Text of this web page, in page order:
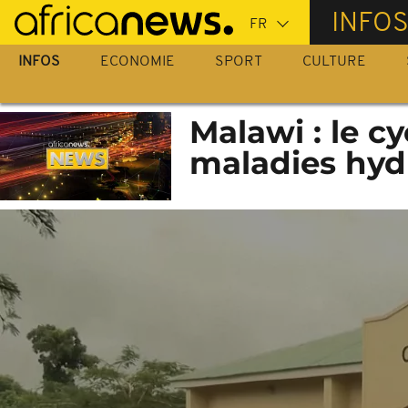
Passer
au
contenu
INFOS
INFOS ECONOMIE SPORT CULTURE
Malawi : le
maladies